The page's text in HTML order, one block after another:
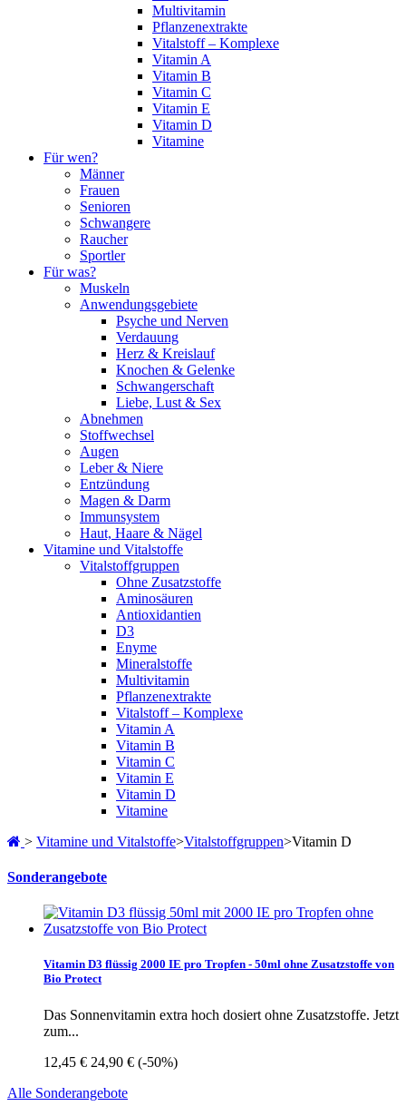
Multivitamin
Pflanzenextrakte
Vitalstoff – Komplexe
Vitamin A
Vitamin B
Vitamin C
Vitamin E
Vitamin D
Vitamine
Für wen?
Männer
Frauen
Senioren
Schwangere
Raucher
Sportler
Für was?
Muskeln
Anwendungsgebiete
Psyche und Nerven
Verdauung
Herz & Kreislauf
Knochen & Gelenke
Schwangerschaft
Liebe, Lust & Sex
Abnehmen
Stoffwechsel
Augen
Leber & Niere
Entzündung
Magen & Darm
Immunsystem
Haut, Haare & Nägel
Vitamine und Vitalstoffe
Vitalstoffgruppen
Ohne Zusatzstoffe
Aminosäuren
Antioxidantien
D3
Enyme
Mineralstoffe
Multivitamin
Pflanzenextrakte
Vitalstoff – Komplexe
Vitamin A
Vitamin B
Vitamin C
Vitamin E
Vitamin D
Vitamine
> Vitamine und Vitalstoffe>Vitalstoffgruppen>Vitamin D
Sonderangebote
Vitamin D3 flüssig 2000 IE pro Tropfen - 50ml ohne Zusatzstoffe von
Bio Protect
Das Sonnenvitamin extra hoch dosiert ohne Zusatzstoffe. Jetzt
zum...
12,45 € 24,90 € (-50%)
Alle Sonderangebote